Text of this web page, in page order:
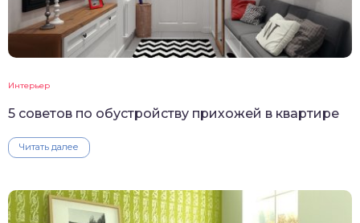
Интерьер
5 советов по обустройству прихожей в квартире
Читать далее